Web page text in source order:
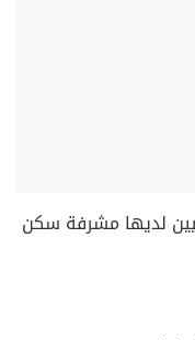
لديها مشرفة سكن